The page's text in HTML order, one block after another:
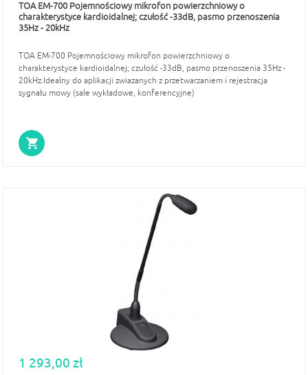
TOA EM-700 Pojemnościowy mikrofon powierzchniowy o
charakterystyce kardioidalnej; czułość -33dB, pasmo przenoszenia
35Hz - 20kHz
TOA EM-700 Pojemnościowy mikrofon powierzchniowy o
charakterystyce kardioidalnej; czułość -33dB, pasmo przenoszenia 35Hz -
20kHz.Idealny do aplikacji zwiazanych z przetwarzaniem i rejestracja
sygnału mowy (sale wykładowe, konferencyjne)
1 293,00 zł